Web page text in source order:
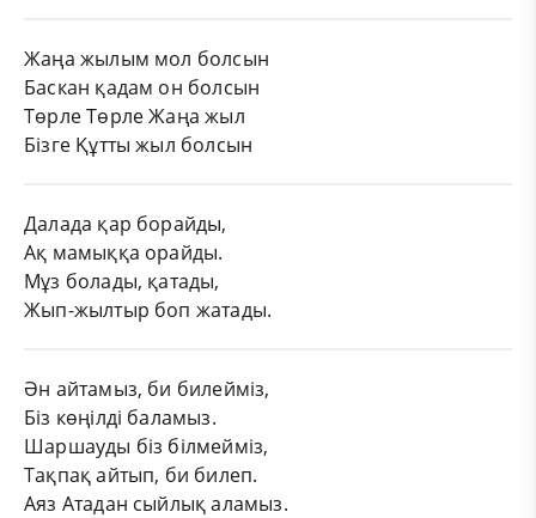
Жаңа жылым мол болсын
Баскан қадам он болсын
Төрле Төрле Жаңа жыл
Бізге Құтты жыл болсын
Далада қар борайды,
Ақ мамыққа орайды.
Мұз болады, қатады,
Жып-жылтыр боп жатады.
Ән айтамыз, би билейміз,
Біз көңілді баламыз.
Шаршауды біз білмейміз,
Тақпақайтып, би билеп.
Аяз Атадан сыйлық аламыз.